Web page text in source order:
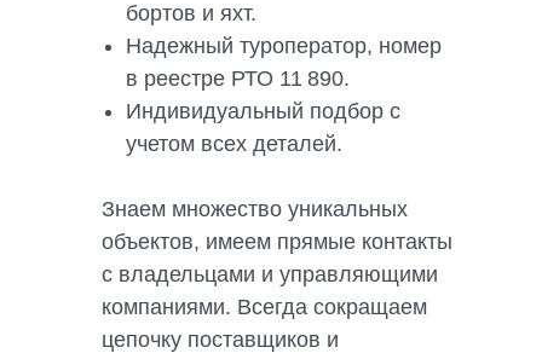
бортов и яхт.
Надежный туроператор, номер
в реестре РТО 11 890.
Индивидуальный подбор с
учетом всех деталей.
Знаем множество уникальных
объектов, имеем прямые контакты
с владельцами и управляющими
компаниями. Всегда сокращаем
цепочку поставщиков и